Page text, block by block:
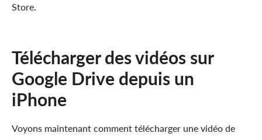
Store.
Télécharger des vidéos sur
Google Drive depuis un
iPhone
Voyons maintenant comment télécharger une vidéo de